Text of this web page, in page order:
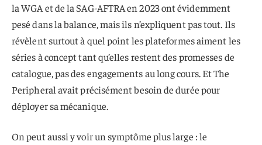
la WGA et de la SAG-AFTRA en 2023 ont évidemment
pesé dans la balance, mais ils n’expliquent pas tout. Ils
révèlent surtout à quel point les plateformes aiment les
séries à concept tant qu’elles restent des promesses de
catalogue, pas des engagements au long cours. Et The
Peripheral avait précisément besoin de durée pour
déployer sa mécanique.
On peut aussi y voir un symptôme plus large : le